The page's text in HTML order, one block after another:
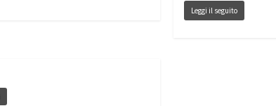
Leggi il seguito